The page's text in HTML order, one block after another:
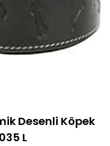
Desenli Köpek
L